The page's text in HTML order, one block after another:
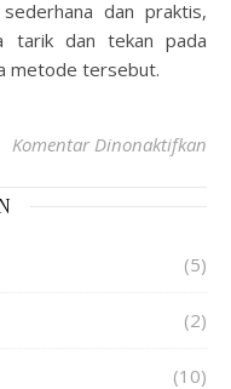
dan praktis,
tarik dan tekan pada
metode tersebut.
Komentar Dinonaktifkan
(5)
(2)
(10)